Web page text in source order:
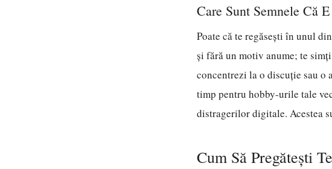
Care Sunt Semnele Că
Poate că te regăsești în unul
și fără un motiv anume; te
concentrezi la o discuție sau
timp pentru hobby-urile tale
distragerilor digitale. Acestea
Cum Să Pregătești